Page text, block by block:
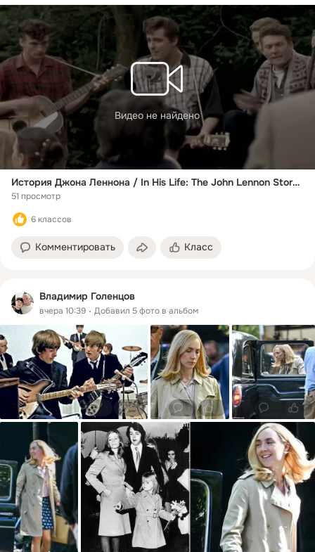
Видео не найдено
История Джона Леннона / In His Life: The John Lennon Story (2000)
51 просмотр
6 классов
Комментировать Класс
Владимир Голенцов
вчера 10:39 Добавил 5 фото в альбом
2 18 0 5